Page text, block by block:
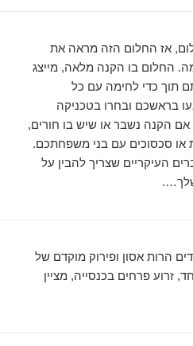
אז החלום הזה מראה את
החלום בו הקנה מלאה, מייצג
תוך כדי לחימה עם כל
בראשכם ובחרו בטכניקה
הקנה נשבר או שיש בו חורים,
או סכסוכים עם בני משפחתכם.
העיקריים שצריך להבין על
הרות אסון ופירוק מוקדם של
זרוע פרחים בכנסייה, מציין